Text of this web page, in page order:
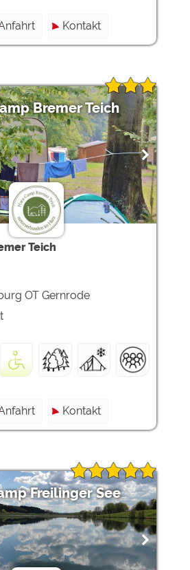
Kontakt
Bremer Teich
Teich
OT Gernrode
Kontakt
Freilinger See